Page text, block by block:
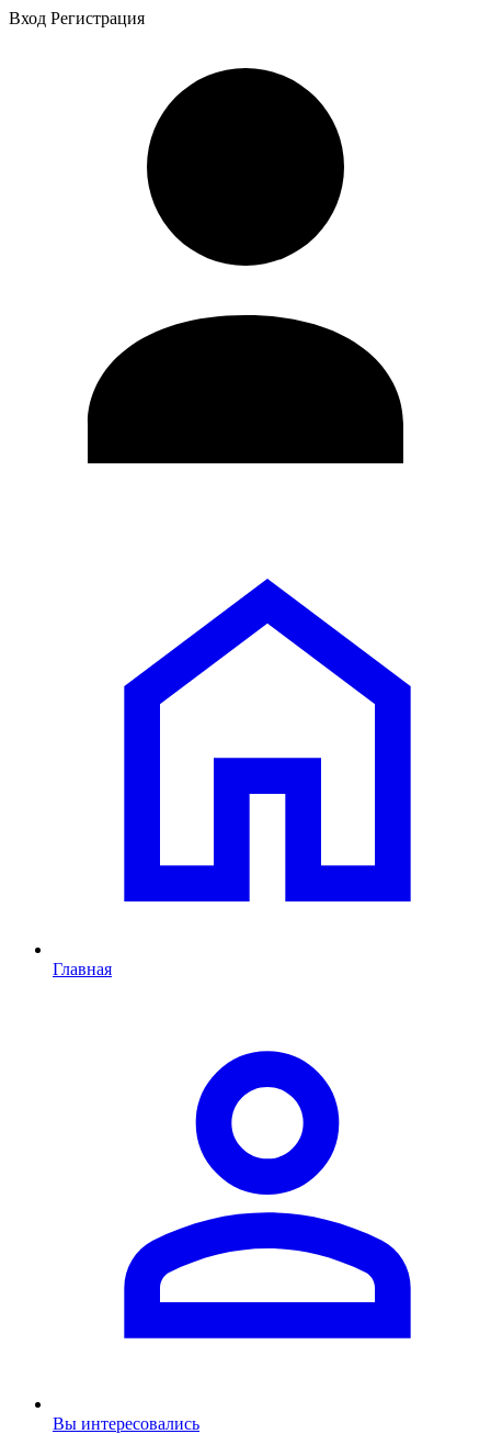
Вход Регистрация
Главная
Вы интересовались